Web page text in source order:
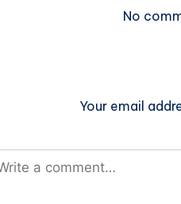
No
Your email